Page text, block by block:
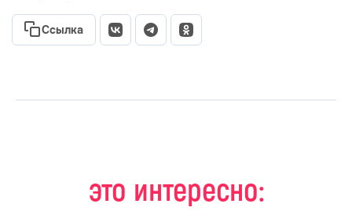
Ссылка
это интересно: